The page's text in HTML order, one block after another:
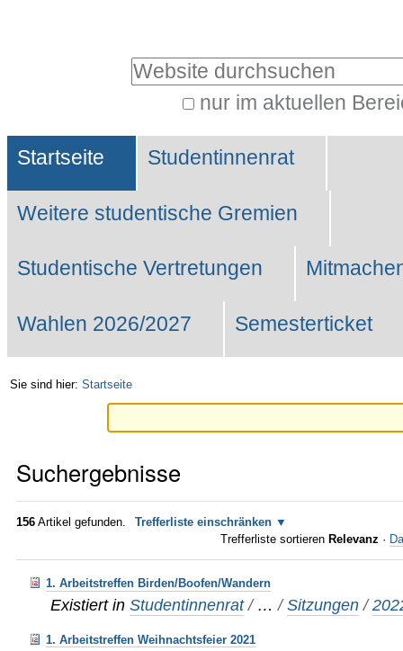
Website durchsuchen
nur im aktuellen
Suche…
Sektionen
Startseite Studentinnenrat
Weitere studentische Gremien
Studentische Vertretungen
Wahlen 2026/2027 Semesterticket
Sie sind hier: Startseite
Suchergebnisse
156 Artikel gefunden.
Trefferliste einschränken
Trefferliste sortieren Relevanz ·
1. Arbeitstreffen Birden/Boofen/Wandern
Existiert in Studentinnenrat / …/Sitzungen /
1. Arbeitstreffen Weihnachtsfeier 2021